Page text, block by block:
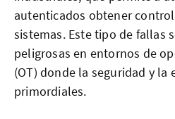
autenticados obtener
sistemas. Este tipo de fallas
peligrosas en entornos de
(OT) donde la seguridad y la
primordiales.